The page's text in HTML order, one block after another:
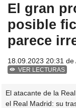
El gran
posible
parece
18.09.2023 20:31 de
VER LECTURAS
El atacante de la
el Real Madrid: su